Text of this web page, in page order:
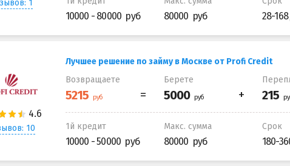
1
10000 - 80000 80000 28-
10
Лучшее решение по займу в Москве от Profi Credit
Возвращаете
Берете
1й кредит
10000 - 50000
Макс. сумма
80000
Срок
180-